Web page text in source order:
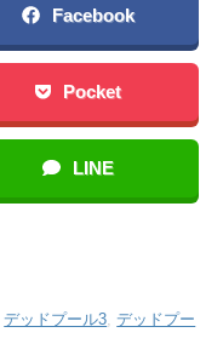
Facebook
Pocket
LINE
,デッドプール3 ,デッドプー